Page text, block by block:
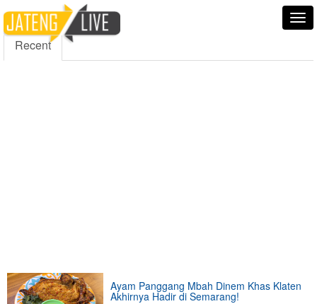
5000 Fans Followers
Recent
Ayam Panggang Mbah Dinem Khas Klaten
Akhirnya Hadir di Semarang!